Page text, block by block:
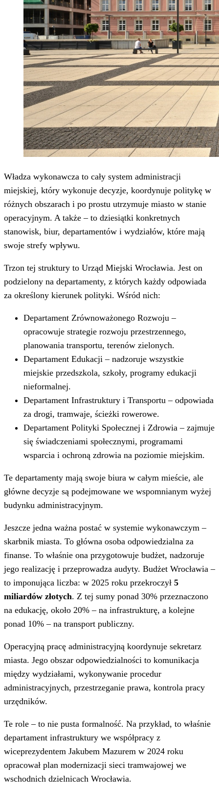
Władza wykonawcza to cały system administracji
miejskiej, który wykonuje decyzje, koordynuje politykę w
różnych obszarach i po prostu utrzymuje miasto w stanie
operacyjnym. A także – to dziesiątki konkretnych
stanowisk, biur, departamentów i wydziałów, które mają
swoje strefy wpływu.
Trzon tej struktury to Urząd Miejski Wrocławia. Jest on
podzielony na departamenty, z których każdy odpowiada
za określony kierunek polityki. Wśród nich:
Departament Zrównoważonego Rozwoju –
opracowuje strategie rozwoju przestrzennego,
planowania transportu, terenów zielonych.
Departament Edukacji – nadzoruje wszystkie
miejskie przedszkola, szkoły, programy edukacji
nieformalnej.
Departament Infrastruktury i Transportu – odpowiada
za drogi, tramwaje, ścieżki rowerowe.
Departament Polityki Społecznej i Zdrowia – zajmuje
się świadczeniami społecznymi, programami
wsparcia i ochroną zdrowia na poziomie miejskim.
Te departamenty mają swoje biura w całym mieście, ale
główne decyzje są podejmowane we wspomnianym wyżej
budynku administracyjnym.
Jeszcze jedna ważna postać w systemie wykonawczym –
skarbnik miasta. To główna osoba odpowiedzialna za
finanse. To właśnie ona przygotowuje budżet, nadzoruje
jego realizację i przeprowadza audyty. Budżet Wrocławia –
to imponująca liczba: w 2025 roku przekroczył 5
miliardów złotych. Z tej sumy ponad 30% przeznaczono
na edukację, około 20% – na infrastrukturę, a kolejne
ponad 10% – na transport publiczny.
Operacyjną pracę administracyjną koordynuje sekretarz
miasta. Jego obszar odpowiedzialności to komunikacja
między wydziałami, wykonywanie procedur
administracyjnych, przestrzeganie prawa, kontrola pracy
urzędników.
Te role – to nie pusta formalność. Na przykład, to właśnie
departament infrastruktury we współpracy z
wiceprezydentem Jakubem Mazurem w 2024 roku
opracował plan modernizacji sieci tramwajowej we
wschodnich dzielnicach Wrocławia.